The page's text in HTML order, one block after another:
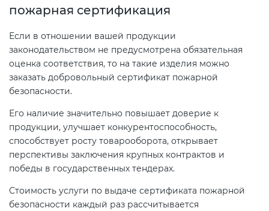
пожарная сертификация
Если в отношении вашей продукции
законодательством не предусмотрена обязательная
оценка соответствия, то на такие изделия можно
заказать добровольный сертификат пожарной
безопасности.
Его наличие значительно повышает доверие к
продукции, улучшает конкурентоспособность,
способствует росту товарооборота, открывает
перспективы заключения крупных контрактов и
победы в государственных тендерах.
Стоимость услуги по выдаче сертификата пожарной
безопасности каждый раз рассчитывается